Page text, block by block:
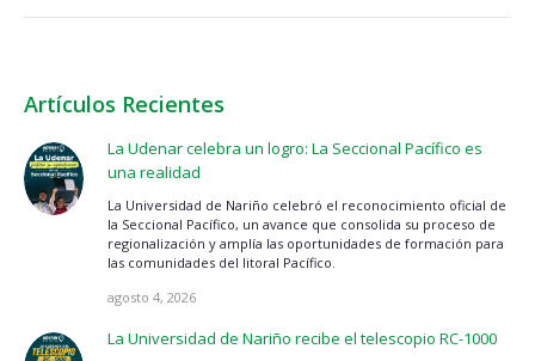
Artículos Recientes
La Udenar celebra un logro: La Seccional Pacífico es
una realidad
La Universidad de Nariño celebró el reconocimiento oficial de
la Seccional Pacífico, un avance que consolida su proceso de
regionalización y amplía las oportunidades de formación para
las comunidades del litoral Pacífico.
agosto 4, 2026
La Universidad de Nariño recibe el telescopio RC-1000